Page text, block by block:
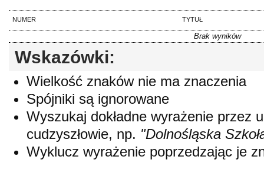
NUMER TYTUŁ
Brak wyników
Wskazówki:
Wielkość znaków nie ma znaczenia
Spójniki są ignorowane
Wyszukaj dokładne wyrażenie przez
cudzyszłowie, np. "Dolnośląska
Wyklucz wyrażenie poprzedzając je